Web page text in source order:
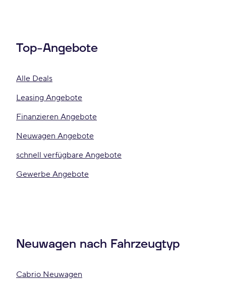
Top-Angebote
Alle Deals
Leasing Angebote
Finanzieren Angebote
Neuwagen Angebote
schnell verfügbare Angebote
Gewerbe Angebote
Neuwagen nach Fahrzeugtyp
Cabrio Neuwagen